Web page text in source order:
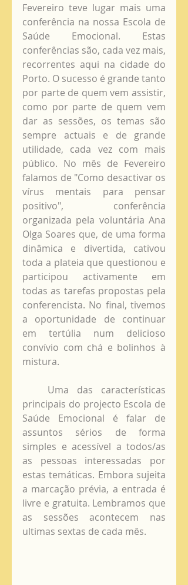
Fevereiro teve lugar mais uma
conferência na nossa Escola de
Saúde Emocional. Estas
conferências são, cada vez mais,
recorrentes aqui na cidade do
Porto. O sucesso é grande tanto
por parte de quem vem assistir,
como por parte de quem vem
dar as sessões, os temas são
sempre actuais e de grande
utilidade, cada vez com mais
público. No mês de Fevereiro
falamos de "Como desactivar os
vírus mentais para pensar
positivo", conferência
organizada pela voluntária Ana
Olga Soares que, de uma forma
dinâmica e divertida, cativou
toda a plateia que questionou e
participou activamente em
todas as tarefas propostas pela
conferencista. No final, tivemos
a oportunidade de continuar
em tertúlia num delicioso
convívio com chá e bolinhos à
mistura.
principais do projecto Escola de
Saúde Emocional é falar de
assuntos sérios de forma
simples e acessível a todos/as
as pessoas interessadas por
estas temáticas. Embora sujeita
a marcação prévia, a entrada é
livre e gratuita. Lembramos que
as sessões acontecem nas
ultimas sextas de cada mês.